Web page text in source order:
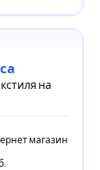
на
магазин